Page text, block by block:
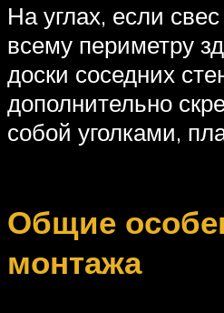
На углах, если
всему периметру
доски соседних
дополнительно
собой уголками,
Общие
монтажа